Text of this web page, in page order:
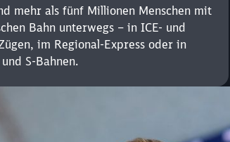
mehr als fünf Millionen Menschen mit
Bahn unterwegs – in ICE- und
im Regional-Express oder in
S-Bahnen.